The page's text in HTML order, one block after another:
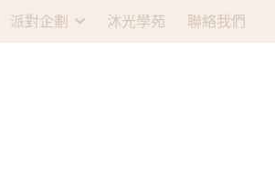
派對企劃 沐光學苑 聯絡我們